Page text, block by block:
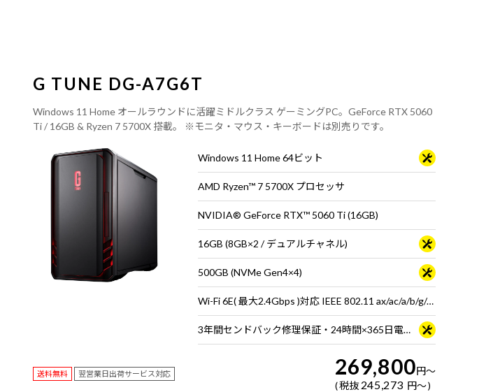
G TUNE DG-A7G6T
Windows 11 Home オールラウンドに活躍ミドルクラス ゲーミングPC。GeForce RTX 5060
Ti / 16GB & Ryzen 7 5700X 搭載。 ※モニタ・マウス・キーボードは別売りです。
Windows 11 Home 64ビット
AMD Ryzen™ 7 5700X プロセッサ
NVIDIA® GeForce RTX™ 5060 Ti (16GB)
16GB (8GB×2 / デュアルチャネル)
500GB (NVMe Gen4×4)
Wi-Fi 6E( 最大2.4Gbps )対応 IEEE 802.11 ax/ac/a/b/g/n準拠 ＋ Bluetooth 5内蔵
3年間センドバック修理保証・24時間×365日電話サポート
送料無料 翌営業日出荷サービス対応 269,800円～
税抜 245,273 円～